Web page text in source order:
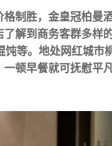
格制胜，金皇冠柏曼
了解到商务客群多样
等。地处网红城
顿早餐就可抚慰